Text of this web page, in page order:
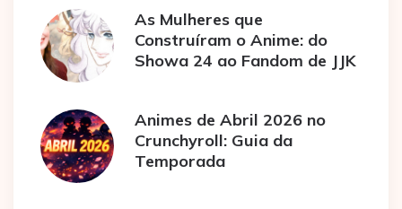
As Mulheres que
Construíram o Anime: do
Showa 24 ao Fandom de JJK
Animes de Abril 2026 no
Crunchyroll: Guia da
Temporada